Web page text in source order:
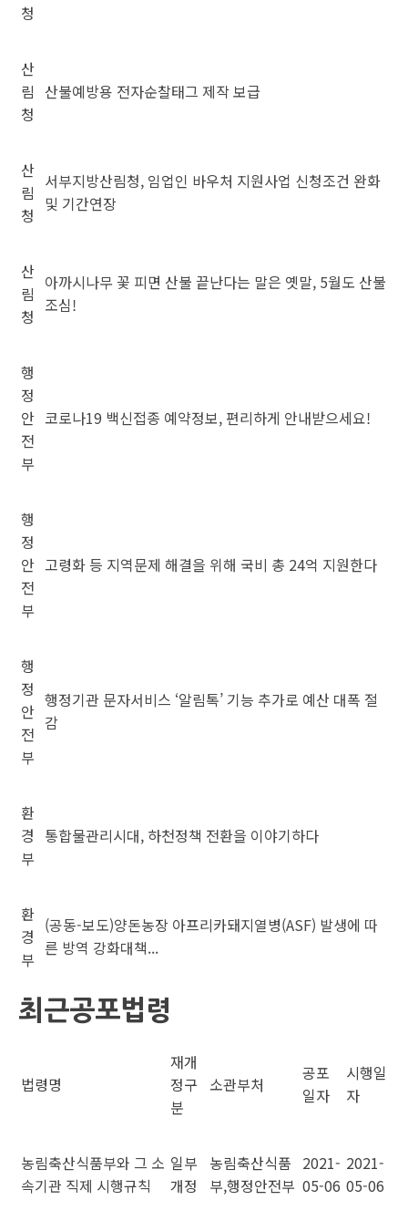
청
산
림
청
산불예방용 전자순찰태그 제작 보급
산
림
청
서부지방산림청, 임업인 바우처 지원사업 신청조건 완화
및 기간연장
산
림
청
아까시나무 꽃 피면 산불 끝난다는 말은 옛말, 5월도 산불
조심!
행
정
안
전
부
코로나19 백신접종 예약정보, 편리하게 안내받으세요!
행
정
안
전
부
고령화 등 지역문제 해결을 위해 국비 총 24억 지원한다
행
정
안
전
부
행정기관 문자서비스 ‘알림톡’ 기능 추가로 예산 대폭 절
감
환
경
부
통합물관리시대, 하천정책 전환을 이야기하다
환
경
부
(공동-보도)양돈농장 아프리카돼지열병(ASF) 발생에 따
른 방역 강화대책...
최근공포법령
법령명
재개
정구
분
소관부처
공포
일자
시행일
자
농림축산식품부와 그 소
속기관 직제 시행규칙
일부
개정
농림축산식품
부,행정안전부
2021-
05-06
2021-
05-06